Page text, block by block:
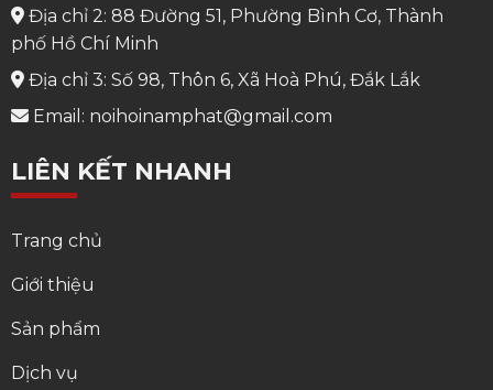
Địa chỉ 2: 88 Đường 51, Phường Bình Cơ, Thành
phố Hồ Chí Minh
Địa chỉ 3: Số 98, Thôn 6, Xã Hoà Phú, Đắk Lắk
Email: noihoinamphat@gmail.com
LIÊN KẾT NHANH
Trang chủ
Giới thiệu
Sản phẩm
Dịch vụ